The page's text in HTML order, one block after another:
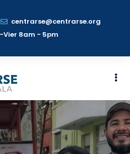
centrarse@centrarse.org
Vier 8am - 5pm